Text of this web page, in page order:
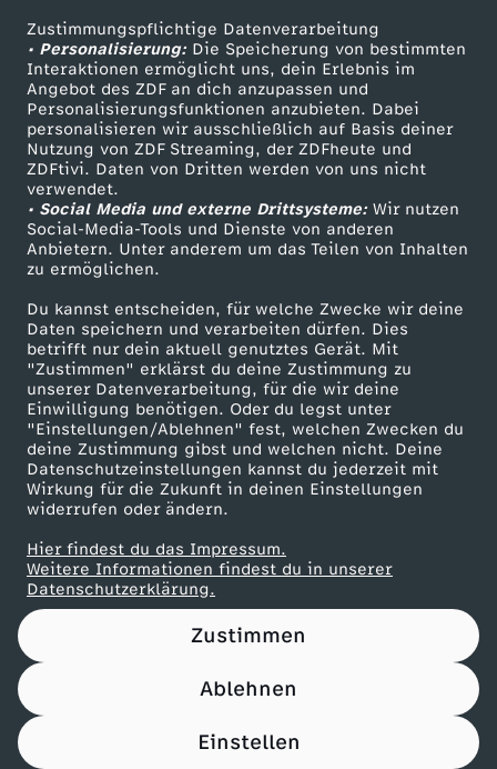
Zustimmungspflichtige Datenverarbeitung
• Personalisierung:Die Speicherung von bestimmten
Interaktionen ermöglicht uns, dein Erlebnis im
Angebot des ZDF an dich anzupassen und
Personalisierungsfunktionen anzubieten. Dabei
personalisieren wir ausschließlich auf Basis deiner
Nutzung von ZDF Streaming, der ZDFheute und
ZDFtivi. Daten von Dritten werden von uns nicht
verwendet.
• Social Media und externe Drittsysteme:Wir nutzen
Social-Media-Tools und Dienste von anderen
Anbietern. Unter anderem um das Teilen von Inhalten
zu ermöglichen.
Du kannst entscheiden, für welche Zwecke wir deine
Daten speichern und verarbeiten dürfen. Dies
betrifft nur dein aktuell genutztes Gerät. Mit
"Zustimmen" erklärst du deine Zustimmung zu
unserer Datenverarbeitung, für die wir deine
Einwilligung benötigen. Oder du legst unter
"Einstellungen/Ablehnen" fest, welchen Zwecken du
deine Zustimmung gibst und welchen nicht. Deine
Datenschutzeinstellungen kannst du jederzeit mit
Wirkung für die Zukunft in deinen Einstellungen
widerrufen oder ändern.
Hier findest du das Impressum.
Weitere Informationen findest du in unserer
Datenschutzerklärung.
Zustimmen
Ablehnen
Einstellen
Kaffeevariationen von Alessandro Metafune
Herunterladen
99 KB (PDF)
Linsen-Bowl mit gebackener Rote Bete
Herunterladen
67 KB (PDF)
Maronencremesuppe mit Thymian-Crostini
66 KB (PDF)
Beef Tri-Tip mit Süßkartoffel-Wedges
Herunterladen
21 KB (PDF)
Panettone-Pudding mit Orangensoße
Herunterladen
61 KB (PDF)
Pfannkuchen-Rouladen